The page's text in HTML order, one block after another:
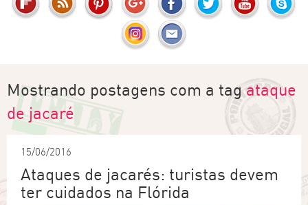
Mostrando postagens com a tagataque
de jacaré
15/06/2016
Ataques de jacarés: turistas devem
ter cuidados na Flórida